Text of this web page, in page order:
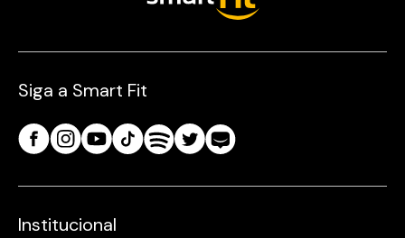
Siga a Smart Fit
Institucional